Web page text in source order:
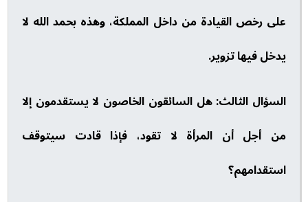
على رخص القيادة من داخل المملكة، وهذه بحمد الله لا
يدخل فيها تزوير.
السؤال الثالث: هل السائقون الخاصون لا يستقدمون إلا
من أجل أن المرأة لا تقود، فإذا قادت سيتوقف
استقدامهم؟